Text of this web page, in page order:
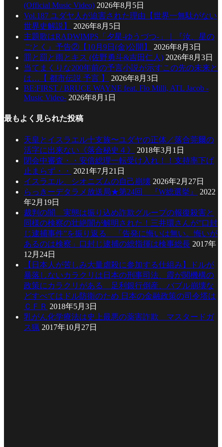
(Official Music Video) 2026年8月5日
Vol.187 ユダヤ人が迫害された理由【世界一無駄がない
世界史解説】
2026年8月5日
主題歌はRADWIMPS「夕星-ゆうづつ-」｜『汝、星の
ごとく』予告②【10月9日(金)公開】
2026年8月3日
罪と罰と雨とキス (佐野勇斗&吉田仁人) 2026年8月3日
当てまくりな200年前の予言小説が示すこの先の未来と
は…【 都市伝説 予言 】
2026年8月3日
BE:FIRST / BRUCE WAYNE feat. Flo Milli, ATL Jacob -
Music Video- 2026年8月1日
最もよく見られた投稿
天皇とイスラエル十支族〜ユダヤの正体／落合莞爾の
活字に出来ない《落合秘史４》
2018年3月1日
閉会中審査・・安倍総理一転受け入れ！！支持率下げ
止まらず・・
2021年7月21日
イスラエル、シオニズムの自己崩壊 2026年2月27日
らっきーデタラメ放送局★第24回 『W総選挙』
2022
年2月19日
裁判の闇 実態は振り込め詐欺グループの報復殺害と
同様の検察の壮絶闇が解明された！三井環さんが”口封
じ逮捕事件”を振り返る 「告発に悔いは無い。悔いが
あるのは検察」口封じ逮捕の総指揮は検事総長 2017年
12月24日
【日本人が苦しみ大量虐殺に参加する仕組み】ドルが
暴落しないカラクリは日本の刑事司法、霞が関機構の
政策にカラクリがある 足利銀行倒産、バブル崩壊な
どすべてはドル防衛のため 日本の金融政策の司令塔は
ＣＦＲ 2018年5月3日
乳がん化学療法は史上最悪の薬害詐欺 マスタードガ
ス猟 2017年10月27日